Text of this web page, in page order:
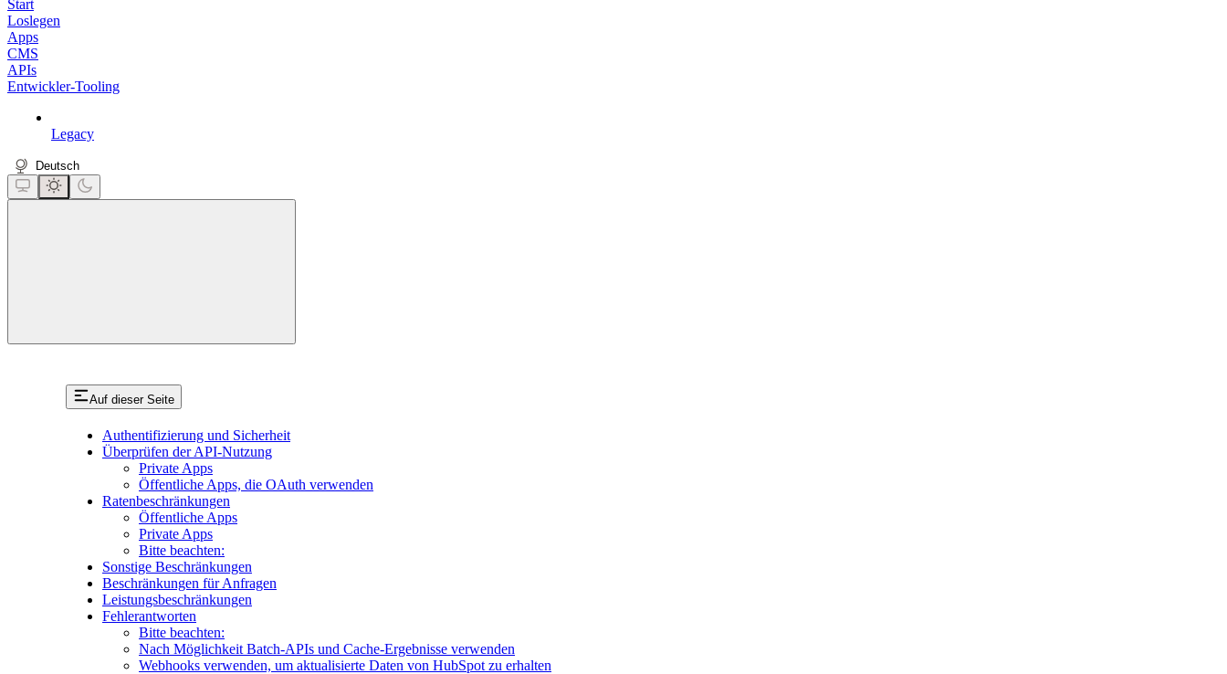
Start
Loslegen
Apps
CMS
APIs
Entwickler-Tooling
Legacy
Deutsch
Auf dieser Seite
Authentifizierung und Sicherheit
Überprüfen der API-Nutzung
Private Apps
Öffentliche Apps, die OAuth verwenden
Ratenbeschränkungen
Öffentliche Apps
Private Apps
Bitte beachten:
Sonstige Beschränkungen
Beschränkungen für Anfragen
Leistungsbeschränkungen
Fehlerantworten
Bitte beachten:
Nach Möglichkeit Batch-APIs und Cache-Ergebnisse verwenden
Webhooks verwenden, um aktualisierte Daten von HubSpot zu erhalten